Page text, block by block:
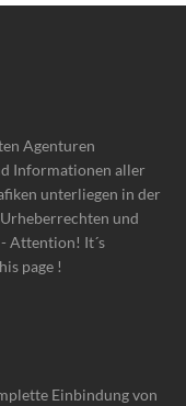
Agenturen
Informationen aller
unterliegen in der
und
Attention! It´s
page !
Einbindung von